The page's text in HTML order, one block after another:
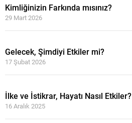
Kimliğinizin Farkında mısınız?
29 Mart 2026
Gelecek, Şimdiyi Etkiler mi?
17 Şubat 2026
İlke ve İstikrar, Hayatı Nasıl Etkiler?
16 Aralık 2025